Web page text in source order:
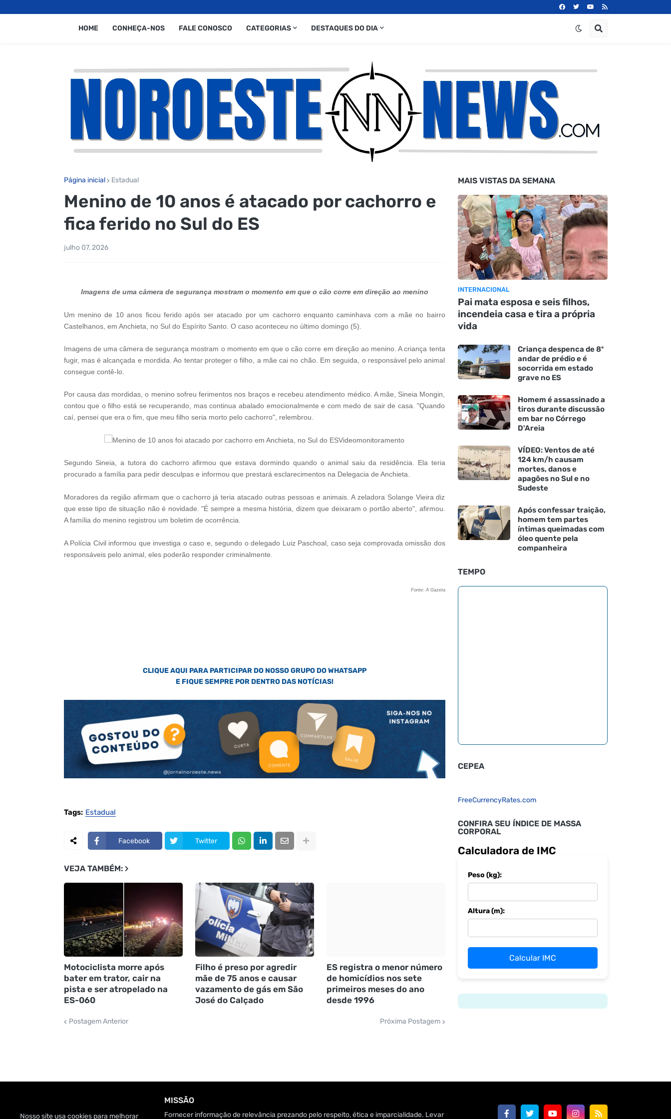
HOME CONHEÇA-NOS FALE CONOSCO CATEGORIAS DESTAQUES DO DIA
Página inicial Estadual
Menino de 10 anos é atacado por cachorro e
fica ferido no Sul do ES
julho 07, 2026
Imagens de uma câmera de segurança mostram o momento em que o cão corre em direção ao menino
Um menino de 10 anos ficou ferido após ser atacado por um cachorro enquanto caminhava com a mãe no bairro
Castelhanos, em Anchieta, no Sul do Espírito Santo. O caso aconteceu no último domingo (5).
Imagens de uma câmera de segurança mostram o momento em que o cão corre em direção ao menino. A criança tenta
fugir, mas é alcançada e mordida. Ao tentar proteger o filho, a mãe cai no chão. Em seguida, o responsável pelo animal
consegue contê-lo.
Por causa das mordidas, o menino sofreu ferimentos nos braços e recebeu atendimento médico. A mãe, Sineia Mongin,
contou que o filho está se recuperando, mas continua abalado emocionalmente e com medo de sair de casa. "Quando
caí, pensei que era o fim, que meu filho seria morto pelo cachorro", relembrou.
Menino de 10 anos foi atacado por cachorro em Anchieta, no Sul do ESVideomonitoramento
Segundo Sineia, a tutora do cachorro afirmou que estava dormindo quando o animal saiu da residência. Ela teria
procurado a família para pedir desculpas e informou que prestará esclarecimentos na Delegacia de Anchieta.
Moradores da região afirmam que o cachorro já teria atacado outras pessoas e animais. A zeladora Solange Vieira diz
que esse tipo de situação não é novidade. "É sempre a mesma história, dizem que deixaram o portão aberto", afirmou.
A família do menino registrou um boletim de ocorrência.
A Polícia Civil informou que investiga o caso e, segundo o delegado Luiz Paschoal, caso seja comprovada omissão dos
responsáveis pelo animal, eles poderão responder criminalmente.
Fonte: A Gazeta
CLIQUE AQUI PARA PARTICIPAR DO NOSSO GRUPO DO WHATSAPP
E FIQUE SEMPRE POR DENTRO DAS NOTÍCIAS!
Tags: Estadual
Facebook Twitter
VEJA TAMBÉM:
Motociclista morre após
bater em trator, cair na
pista e ser atropelado na
ES-060
Filho é preso por agredir
mãe de 75 anos e causar
vazamento de gás em São
José do Calçado
ES registra o menor número
de homicídios nos sete
primeiros meses do ano
desde 1996
Postagem Anterior Próxima Postagem
MAIS VISTAS DA SEMANA
INTERNACIONAL
Pai mata esposa e seis filhos,
incendeia casa e tira a própria
vida
Criança despenca de 8º
andar de prédio e é
socorrida em estado
grave no ES
Homem é assassinado a
tiros durante discussão
em bar no Córrego
D'Areia
VÍDEO: Ventos de até
124 km/h causam
mortes, danos e
apagões no Sul e no
Sudeste
Após confessar traição,
homem tem partes
íntimas queimadas com
óleo quente pela
companheira
TEMPO
CEPEA
FreeCurrencyRates.com
CONFIRA SEU ÍNDICE DE MASSA
CORPORAL
Calculadora de IMC
Peso (kg):
Altura (m):
Calcular IMC
MISSÃO
Fornecer informação de relevância prezando pelo respeito, ética e imparcialidade. Levar
Nosso site usa cookies para melhorar